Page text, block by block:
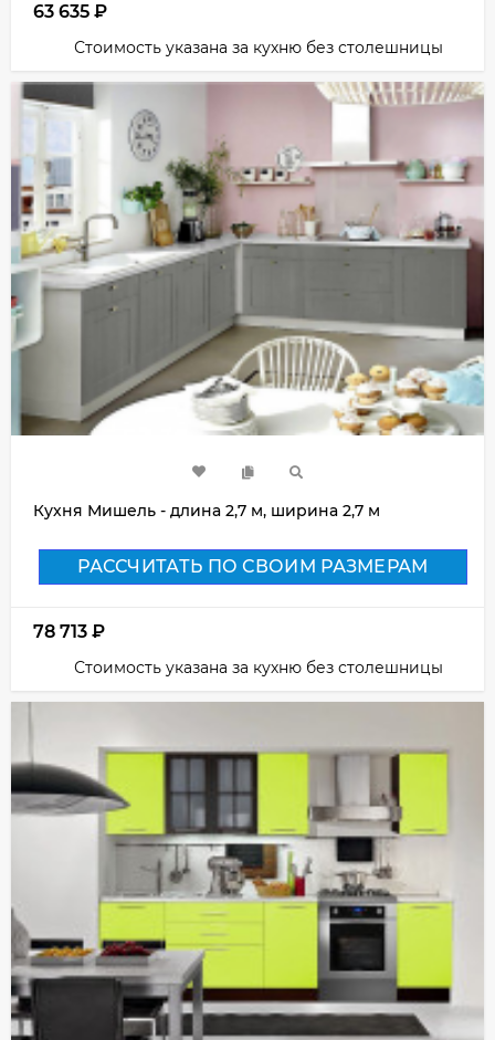
63 635 ₽
Стоимость указана за кухню без столешницы
Кухня Мишель - длина 2,7 м, ширина 2,7 м
РАССЧИТАТЬ ПО СВОИМ РАЗМЕРАМ
78 713 ₽
Стоимость указана за кухню без столешницы